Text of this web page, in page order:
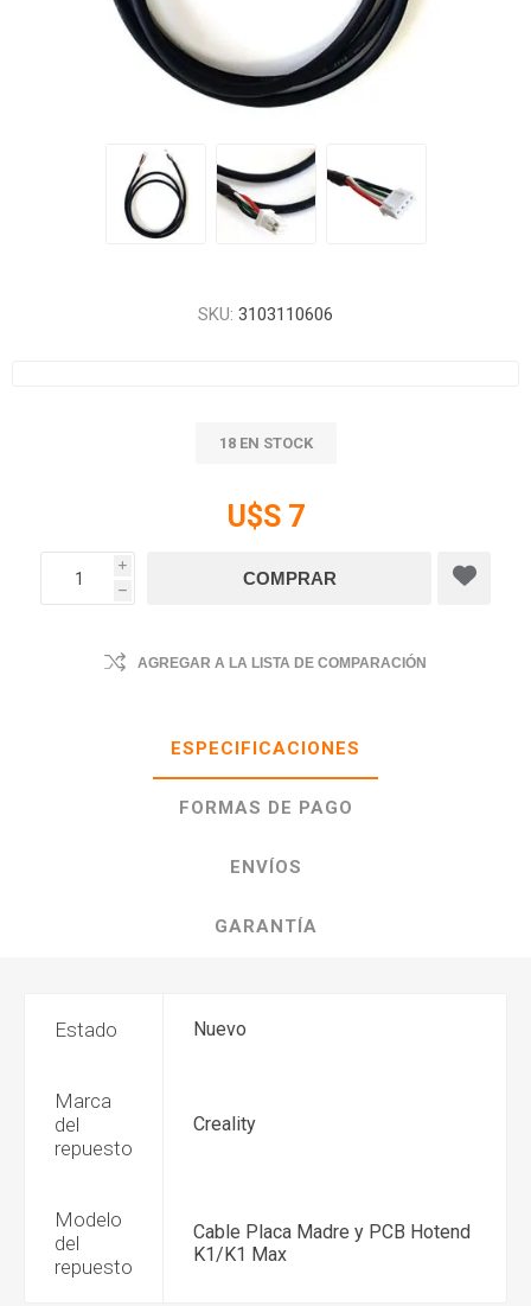
SKU: 3103110606
18 EN STOCK
U$S 7
i
h
AGREGAR A LA LISTA DE COMPARACIÓN
ESPECIFICACIONES
FORMAS DE PAGO
ENVÍOS
GARANTÍA
Estado Nuevo
Marca
del
repuesto
Creality
Modelo
del
repuesto
Cable Placa Madre y PCB Hotend
K1/K1 Max